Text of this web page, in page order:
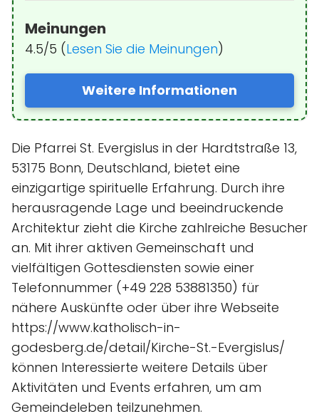
Meinungen
4.5/5 (Lesen Sie die Meinungen)
Weitere Informationen
Die Pfarrei St. Evergislus in der Hardtstraße 13,
53175 Bonn, Deutschland, bietet eine
einzigartige spirituelle Erfahrung. Durch ihre
herausragende Lage und beeindruckende
Architektur zieht die Kirche zahlreiche Besucher
an. Mit ihrer aktiven Gemeinschaft und
vielfältigen Gottesdiensten sowie einer
Telefonnummer (+49 228 53881350) für
nähere Auskünfte oder über ihre Webseite
https://www.katholisch-in-
godesberg.de/detail/Kirche-St.-Evergislus/
können Interessierte weitere Details über
Aktivitäten und Events erfahren, um am
Gemeindeleben teilzunehmen.